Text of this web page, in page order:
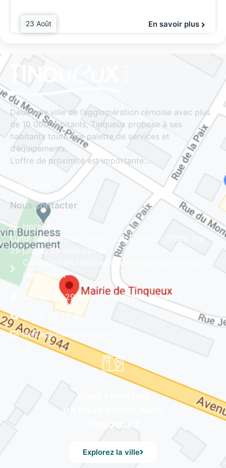
23 Août En savoir plus
Deuxième ville de l’agglomération rémoise avec plus
de 10 000 habitants, Tinqueux propose à ses
habitants toute une palette de services et
d’équipements.
L’offre de proximité est importante…
Lire la suite
Nous contacter
Horaires
Lundi au vendredi : 8h30 - 12h | 13h30 - 17h30 (du
29 juin au 28 août 2026)
Consultez les horaires d'ouverture des services
municipaux
Avenue du 29 Août 1944, 51430 Tinqueux
03 26 08 23 45
mairie@ville-tinqueux.fr
Vous cherchez
un équipement dans
Tinqueux ?
Explorez la ville